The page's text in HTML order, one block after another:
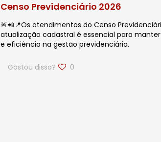
Censo Previdenciário 2026
🚨📲📍Os atendimentos do Censo
atualização cadastral é essencial para
e eficiência na gestão previdenciária.
Gostou disso? 0